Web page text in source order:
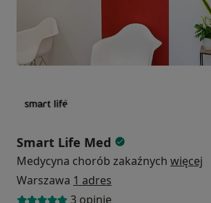
Smart Life Med
Medycyna chorób zakaźnych więcej
Warszawa 1 adres
3 opinie